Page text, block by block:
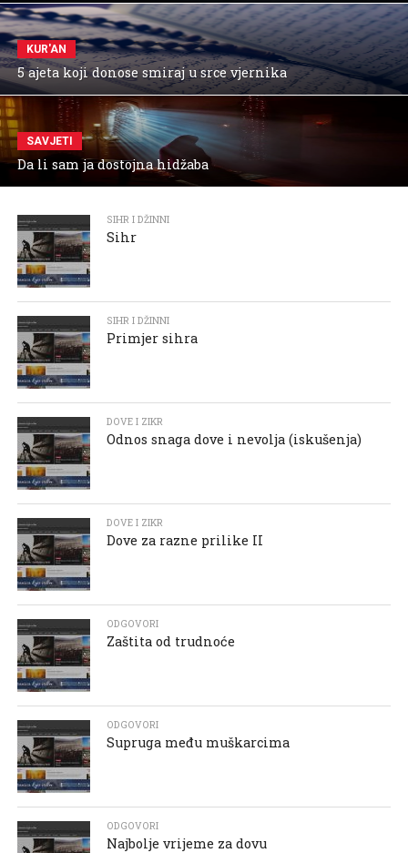
KUR'AN
5 ajeta koji donose smiraj u srce vjernika
SAVJETI
Da li sam ja dostojna hidžaba
SIHR I DŽINNI
Sihr
SIHR I DŽINNI
Primjer sihra
DOVE I ZIKR
Odnos snaga dove i nevolja (iskušenja)
DOVE I ZIKR
Dove za razne prilike II
ODGOVORI
Zaštita od trudnoće
ODGOVORI
Supruga među muškarcima
ODGOVORI
Najbolje vrijeme za dovu